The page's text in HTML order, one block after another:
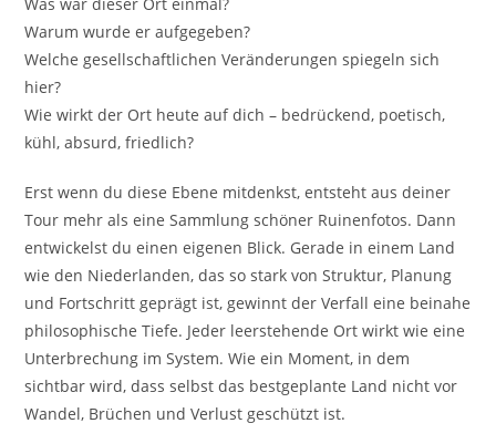
Warum wurde er aufgegeben?
Welche gesellschaftlichen Veränderungen spiegeln sich
hier?
Wie wirkt der Ort heute auf dich – bedrückend, poetisch,
kühl, absurd, friedlich?
Erst wenn du diese Ebene mitdenkst, entsteht aus deiner
Tour mehr als eine Sammlung schöner Ruinenfotos. Dann
entwickelst du einen eigenen Blick. Gerade in einem Land
wie den Niederlanden, das so stark von Struktur, Planung
und Fortschritt geprägt ist, gewinnt der Verfall eine beinahe
philosophische Tiefe. Jeder leerstehende Ort wirkt wie eine
Unterbrechung im System. Wie ein Moment, in dem
sichtbar wird, dass selbst das bestgeplante Land nicht vor
Wandel, Brüchen und Verlust geschützt ist.